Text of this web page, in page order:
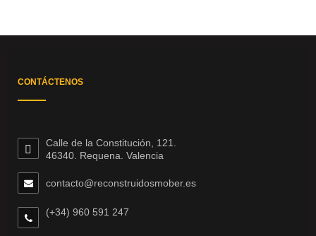
CONTÁCTENOS
Calle de la Constitución, 121.
46340. Requena. Valencia
contacto@reconstruidosmober.es
(+34) 960 591 247